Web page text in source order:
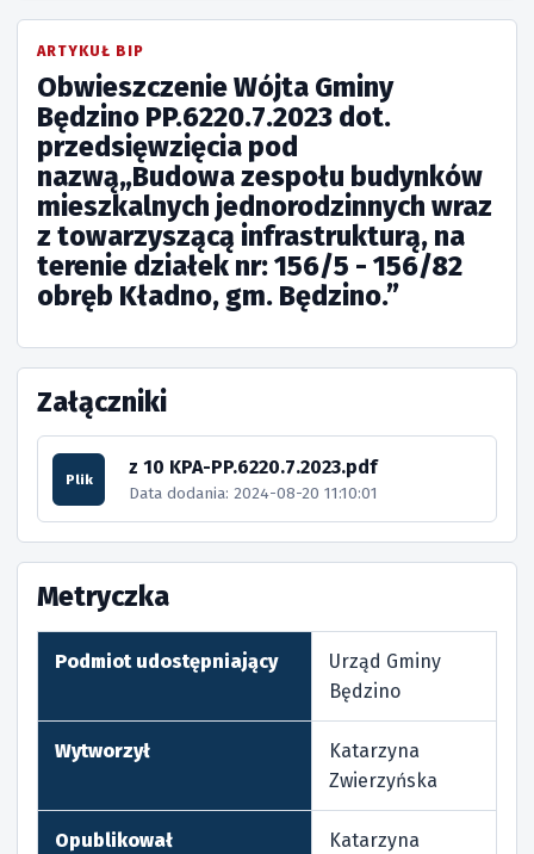
ARTYKUŁ BIP
Obwieszczenie Wójta Gminy
Będzino PP.6220.7.2023 dot.
przedsięwzięcia pod
nazwą„Budowa zespołu budynków
mieszkalnych jednorodzinnych wraz
z towarzyszącą infrastrukturą, na
terenie działek nr: 156/5 - 156/82
obręb Kładno, gm. Będzino.”
Załączniki
Plik
z 10 KPA-PP.6220.7.2023.pdf
Data dodania: 2024-08-20 11:10:01
Metryczka
Podmiot udostępniający
Urząd Gminy
Będzino
Wytworzył
Katarzyna
Zwierzyńska
Opublikował
Katarzyna